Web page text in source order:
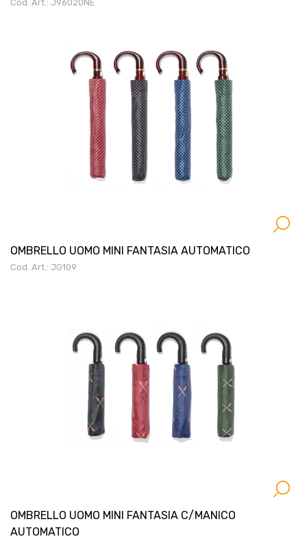
Cod. Art.: J96020NE
OMBRELLO UOMO MINI FANTASIA AUTOMATICO
Cod. Art.: JG109
OMBRELLO UOMO MINI FANTASIA C/MANICO
AUTOMATICO